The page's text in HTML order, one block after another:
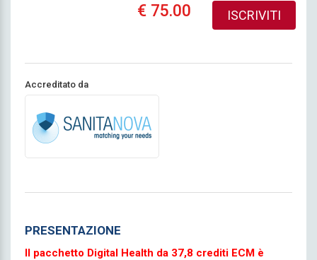
ISCRIVITI
€ 75.00
Accreditato da
PRESENTAZIONE
Il pacchetto Digital Health da 37,8 crediti ECM è